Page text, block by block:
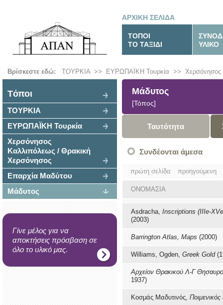
ΑΡΧΙΚΗ ΣΕΛΙΔΑ
ΤΟΠΟΙ
ΤΟ ΤΑΞΙΔΙ
ΥΛΙΚΟ
Βρίσκεστε εδώ: ΤΟΥΡΚΙΑ>> ΕΥΡΩΠΑΪΚΗ Τουρκία >> Χερσόνησος
Tόποι
ΤΟΥΡΚΙΑ
ΕΥΡΩΠΑΪΚΗ Τουρκία
Χερσόνησος
Καλλιπόλεως / Θρακική
Χερσόνησος
Επαρχία Μαδύτου
Μάδυτος
Γίνε μέλος για να
αποκτήσεις πρόσβαση σε
όλο το υλικό μας.
Μάδυτος
[Τόπος]
Ταυτότητα
Συνδέονται άμεσα
πρώτη σελίδα προηγούμενη
ΟΝΟΜΑΣΙΑ
Asdracha, Inscriptions (IIIe-
(2003)
Barrington Atlas, Maps (2000)
Williams, Ogden, Greek Gold
Αρχείον Θρακικού Λ-Γ
1937)
Κοσμάς Μαδυτινός,